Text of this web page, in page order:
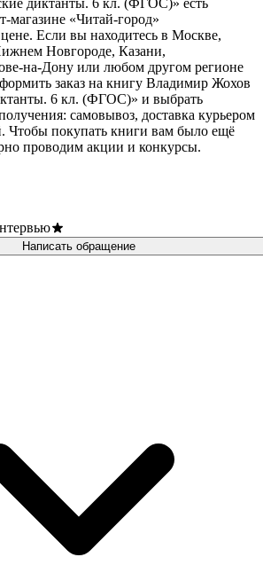
диктанты. 6 кл. (ФГОС)» есть
магазине «Читай-город»
Если вы находитесь в Москве,
Новгороде, Казани,
на-Дону или любом другом регионе
заказ на книгу Владимир Жохов
6 кл. (ФГОС)» и выбрать
самовывоз, доставка курьером
Чтобы покупать книги вам было ещё
проводим акции и конкурсы.
Написать обращение